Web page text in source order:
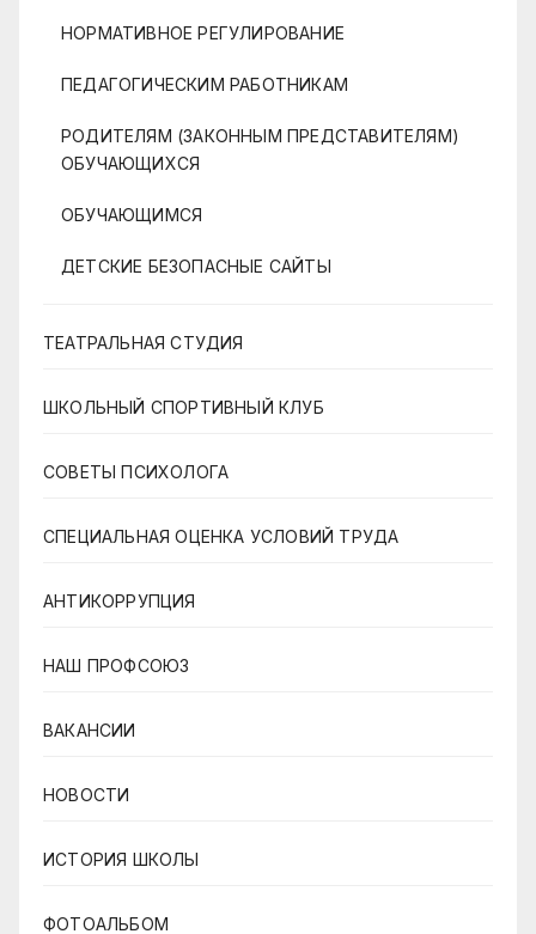
НОРМАТИВНОЕ РЕГУЛИРОВАНИЕ
ПЕДАГОГИЧЕСКИМ РАБОТНИКАМ
РОДИТЕЛЯМ (ЗАКОННЫМ ПРЕДСТАВИТЕЛЯМ)
ОБУЧАЮЩИХСЯ
ОБУЧАЮЩИМСЯ
ДЕТСКИЕ БЕЗОПАСНЫЕ САЙТЫ
ТЕАТРАЛЬНАЯ СТУДИЯ
ШКОЛЬНЫЙ СПОРТИВНЫЙ КЛУБ
СОВЕТЫ ПСИХОЛОГА
СПЕЦИАЛЬНАЯ ОЦЕНКА УСЛОВИЙ ТРУДА
АНТИКОРРУПЦИЯ
НАШ ПРОФСОЮЗ
ВАКАНСИИ
НОВОСТИ
ИСТОРИЯ ШКОЛЫ
ФОТОАЛЬБОМ